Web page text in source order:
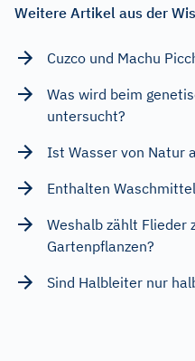
Weitere Artikel aus der
Cuzco und Machu
Was wird beim
untersucht?
Ist Wasser von Natur
Enthalten
Weshalb zählt Flieder
Gartenpflanzen?
Sind Halbleiter nur